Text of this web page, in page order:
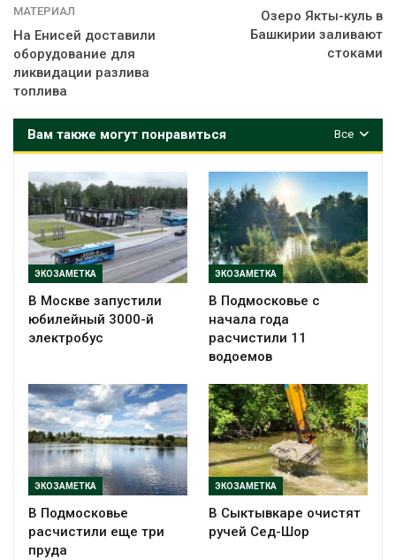
МАТЕРИАЛ
На Енисей доставили
оборудование для
ликвидации разлива
топлива
Озеро Якты-куль в
Башкирии заливают
стоками
Все
Вам также могут понравиться
ЭКОЗАМЕТКА
В Москве запустили
юбилейный 3000-й
электробус
ЭКОЗАМЕТКА
В Подмосковье с
начала года
расчистили 11
водоемов
ЭКОЗАМЕТКА
В Подмосковье
расчистили еще три
пруда
ЭКОЗАМЕТКА
В Сыктывкаре очистят
ручей Сед-Шор